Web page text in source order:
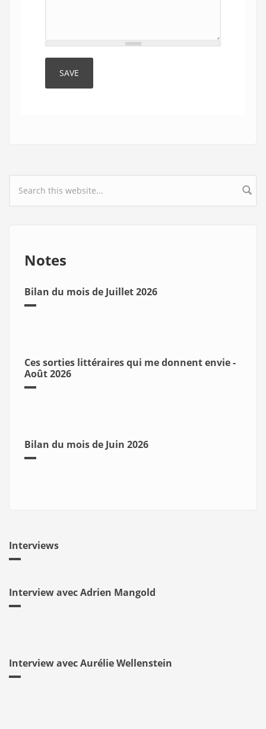
Search form
Notes
Bilan du mois de Juillet 2026
Ces sorties littéraires qui me donnent envie -
Août 2026
Bilan du mois de Juin 2026
Interviews
Interview avec Adrien Mangold
Interview avec Aurélie Wellenstein